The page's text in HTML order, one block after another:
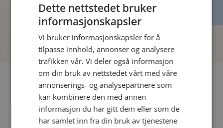
Fler single
Date menn i Norge
Dette nettstedet bruker
informasjonskapsler
Vi bruker informasjonskapsler for å
tilpasse innhold, annonser og analysere
trafikken vår. Vi deler også informasjon
om din bruk av nettstedet vårt med våre
annonserings- og analysepartnere som
kan kombinere den med annen
informasjon du har gitt dem eller som de
har samlet inn fra din bruk av tjenestene